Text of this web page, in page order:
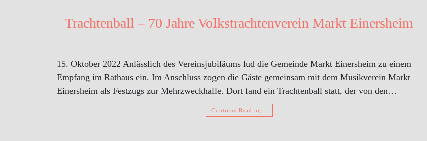
Trachtenball – 70 Jahre Volkstrachtenverein Markt Einersheim
15. Oktober 2022 Anlässlich des Vereinsjubiläums lud die Gemeinde Markt Einersheim zu einem
Empfang im Rathaus ein. Im Anschluss zogen die Gäste gemeinsam mit dem Musikverein Markt
Einersheim als Festzugs zur Mehrzweckhalle. Dort fand ein Trachtenball statt, der von den…
Continue Reading…